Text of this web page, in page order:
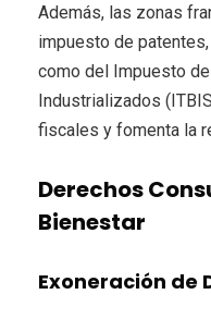
Además, las zonas
impuesto de
como del Impuesto
Industrializados
fiscales y fomenta la
Derechos
Bienestar
Exoneración de